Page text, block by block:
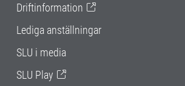
Driftinformation
Lediga anställningar
SLU i media
SLU Play